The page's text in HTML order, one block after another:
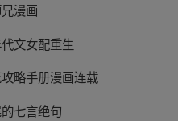
漫画
文女配重生
略手册漫画连载
七言绝句